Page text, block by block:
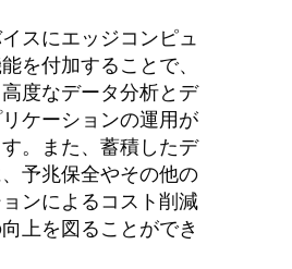
スにエッジコンピュ
を付加することで、
度なデータ分析とデ
ケーションの運用が
。また、蓄積したデ
予兆保全やその他の
ンによるコスト削減
上を図ることができ